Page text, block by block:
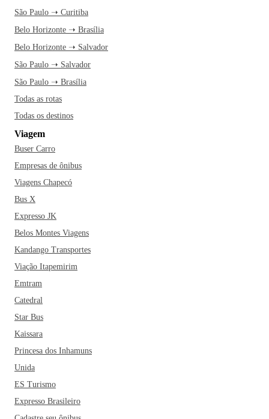
São Paulo ➝ Curitiba
Belo Horizonte ➝ Brasília
Belo Horizonte ➝ Salvador
São Paulo ➝ Salvador
São Paulo ➝ Brasília
Todas as rotas
Todas os destinos
Viagem
Buser Carro
Empresas de ônibus
Viagens Chapecó
Bus X
Expresso JK
Belos Montes Viagens
Kandango Transportes
Viação Itapemirim
Emtram
Catedral
Star Bus
Kaissara
Princesa dos Inhamuns
Unida
ES Turismo
Expresso Brasileiro